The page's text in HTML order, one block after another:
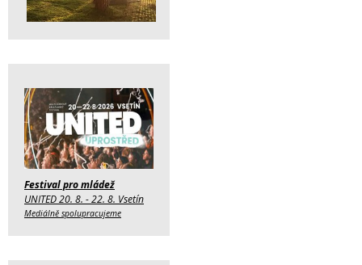
Festival pro mládež
UNITED 20. 8. - 22. 8. Vsetín
Mediálně spolupracujeme